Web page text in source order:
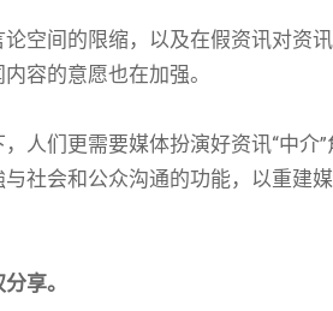
空间的限缩，以及在假资讯对资
容的意愿也在加强。
人们更需要媒体扮演好资讯“中
社会和公众沟通的功能，以重建
享。